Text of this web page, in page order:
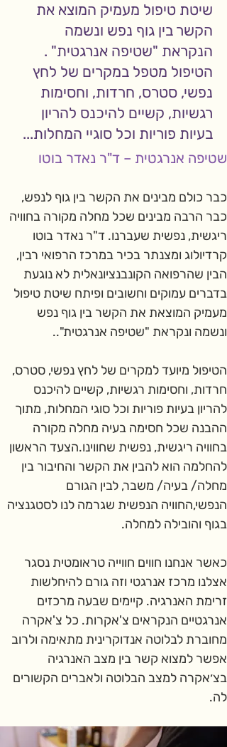
שיטת טיפול מעמיק המוצא את
הקשר בין גוף נפש ונשמה
הנקראת "שטיפה אנרגטית" .
הטיפול מטפל במקרים של לחץ
נפשי, סטרס, חרדות, וחסימות
רגשיות, קשיים להיכנס להריון
בעיות פוריות וכל סוגיי המחלות...
שטיפה אנרגטית – ד"ר נאדר בוטו
כבר כולם מבינים את הקשר בין גוף לנפש,
כבר הרבה מבינים שכל מחלה מקורה בחוויה
ריגשית, נפשית שעברנו. ד"ר נאדר בוטו
קרדיולוג ומצנתר בכיר במרכז הרפואי רבין,
הבין שהרפואה הקונבנציונאלית לא נוגעת
בדברים עמוקים וחשובים ופיתח שיטת טיפול
מעמיק המוצאת את הקשר בין גוף נפש
ונשמה ונקראת "שטיפה אנרגטית"..
הטיפול מיועד למקרים של לחץ נפשי, סטרס,
חרדות, וחסימות רגשיות, קשיים להיכנס
להריון בעיות פוריות וכל סוגי המחלות, מתוך
ההבנה שכל חסימה בעיה מחלה מקורה
בחוויה ריגשית, נפשית שחווינו.הצעד הראשון
להחלמה הוא להבין את הקשר והחיבור בין
מחלה/ בעיה/ משבר, לבין הגורם
הנפשי,החוויה הנפשית שגרמה לנו לסטגנציה
בגוף והובילה למחלה.
כאשר אנחנו חווים חווייה טראומטית נסגר
אצלנו מרכז אנרגטי וזה גורם להיחלשות
זרימת האנרגיה. קיימים שבעה מרכזים
אנרגטיים הנקראים צ'אקרות. כל צ'אקרה
מחוברת לבלוטה אנדוקרינית מתאימה ולרוב
אפשר למצוא קשר בין מצב האנרגיה
בצ׳אקרה למצב הבלוטה ולאברים הקשורים
לה.